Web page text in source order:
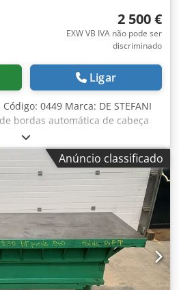
2 500 €
EXW VB IVA não pode ser
discriminado
Ligar
Código: 0449 Marca: DE STEFANI
bordas automática de cabeça
de madeira, madeira maciça,
Lixadeira para perfis e chanfros
com inclinação de -15° a
rotações por minuto
2,5 CV. Altura de trabalho: 100
Alimentação automática com
de entrada ajustável. Ar
da saída de exaustão: 100
x 1600 x 1350 mm (altura).
Anúncio classificado